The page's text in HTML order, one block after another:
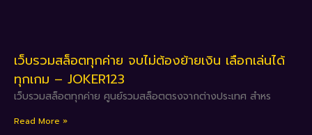
เว็บรวมสล็อตทุกค่าย จบไม่ต้องย้ายเงิน เลือกเล่นได้
ทุกเกม – JOKER123
เว็บรวมสล็อตทุกค่าย ศูนย์รวมสล็อตตรงจากต่างประเทศ​ สำหร
Read More »